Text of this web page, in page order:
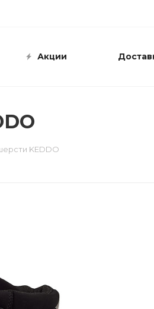
Акции
KEDDO